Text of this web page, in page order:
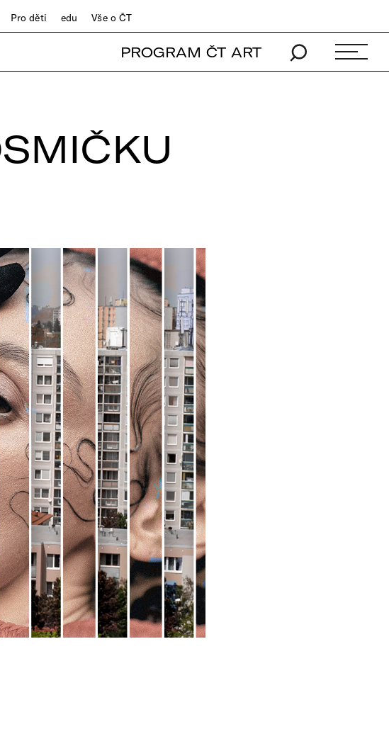
Pro děti edu Vše o ČT
PROGRAM ČT ART